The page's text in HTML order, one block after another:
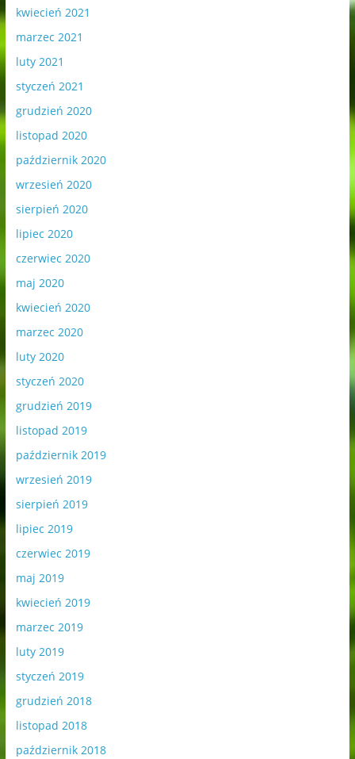
kwiecień 2021
marzec 2021
luty 2021
styczeń 2021
grudzień 2020
listopad 2020
październik 2020
wrzesień 2020
sierpień 2020
lipiec 2020
czerwiec 2020
maj 2020
kwiecień 2020
marzec 2020
luty 2020
styczeń 2020
grudzień 2019
listopad 2019
październik 2019
wrzesień 2019
sierpień 2019
lipiec 2019
czerwiec 2019
maj 2019
kwiecień 2019
marzec 2019
luty 2019
styczeń 2019
grudzień 2018
listopad 2018
październik 2018